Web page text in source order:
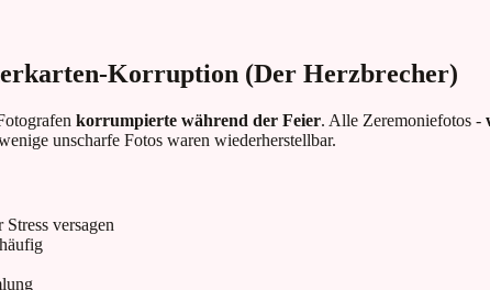
Korruption (Der Herzbrecher)
korrumpierte während der Feier. Alle Zeremoniefotos -
unscharfe Fotos waren wiederherstellbar.
versagen